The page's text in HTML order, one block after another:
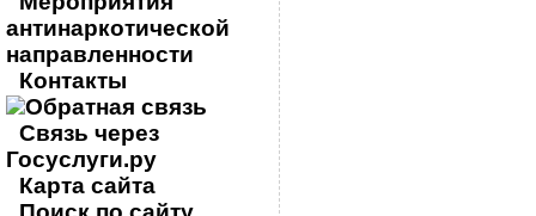
антинаркотической
направленности
Контакты
Обратная связь
Связь через
Госуслуги.ру
Карта сайта